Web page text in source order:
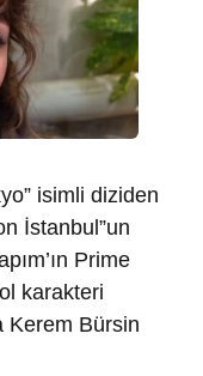
isimli diziden
İstanbul”un
Prime
karakteri
Kerem Bürsin